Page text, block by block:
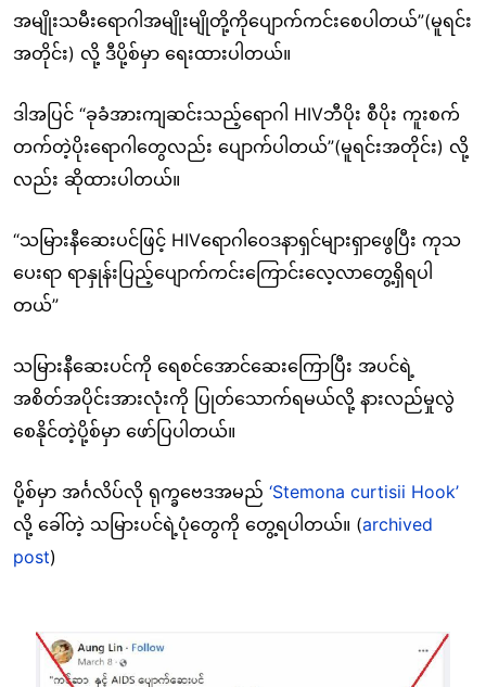
အမျိုးသမီးရောဂါအမျိုးမျိုတို့ကိုပျောက်ကင်းစေပါတယ်”(မူရင်း
အတိုင်း) လို့ ဒီပို့စ်မှာ ရေးထားပါတယ်။
ဒါအပြင် “ခုခံအားကျဆင်းသည့်ရောဂါ HIVဘီပိုး စီပိုး ကူးစက်
တက်တဲ့ပိုးရောဂါတွေလည်း ပျောက်ပါတယ်”(မူရင်းအတိုင်း) လို့
လည်း ဆိုထားပါတယ်။
“သမြားနီဆေးပင်ဖြင့် HIVရောဂါဝေဒနာရှင်များရှာဖွေပြီး ကုသ
ပေးရာ ရာနှုန်းပြည့်ပျောက်ကင်းကြောင်းလေ့လာတွေ့ရှိရပါ
တယ်”
သမြားနီဆေးပင်ကို ရေစင်အောင်ဆေးကြောပြီး အပင်ရဲ့
အစိတ်အပိုင်းအားလုံးကို ပြုတ်သောက်ရမယ်လို့ နားလည်မှုလွဲ
စေနိုင်တဲ့ပို့စ်မှာ ဖော်ပြပါတယ်။
ပို့စ်မှာ အင်္ဂလိပ်လို ရုက္ခဗေဒအမည် ‘Stemona curtisii Hook’
လို့ ခေါ်တဲ့ သမြားပင်ရဲ့ပုံတွေကို တွေ့ရပါတယ်။ (archived
post)
Image